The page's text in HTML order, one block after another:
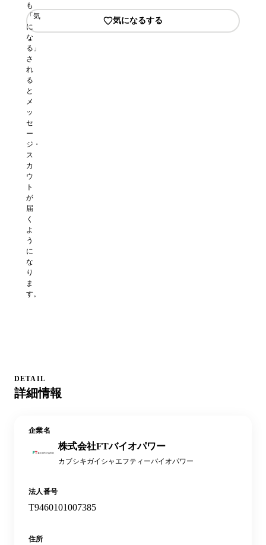
も
「気
に
な
る」
さ
れ
る
と
メ
ッ
セ
ー
ジ・
ス
カ
ウ
ト
が
届
く
よ
う
に
な
り
ま
す。
気になるする
DETAIL
詳細情報
企業名
株式会社FTバイオパワー
カブシキガイシャエフティーバイオパワー
法人番号
T9460101007385
住所